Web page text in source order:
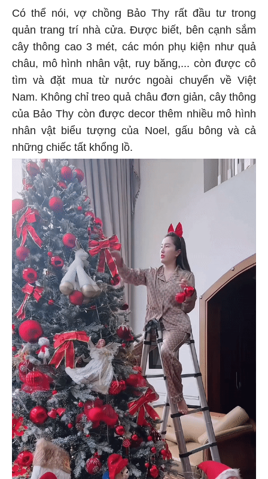
Có thể nói, vợ chồng Bảo Thy rất đầu tư trong
quản trang trí nhà cửa. Được biết, bên cạnh sắm
cây thông cao 3 mét, các món phụ kiện như quả
châu, mô hình nhân vật, ruy băng,... còn được cô
tìm và đặt mua từ nước ngoài chuyển về Việt
Nam. Không chỉ treo quả châu đơn giản, cây thông
của Bảo Thy còn được decor thêm nhiều mô hình
nhân vật biểu tượng của Noel, gấu bông và cả
những chiếc tất khổng lồ.